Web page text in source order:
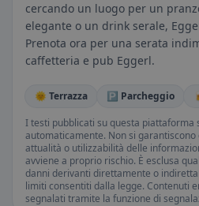
cercando un luogo per un
elegante o un drink serale,
Prenota ora per una serata
caffetteria e pub Eggerl.
🌞 Terrazza 🅿️ Parcheggio
I testi pubblicati su questa piattaforma
automaticamente. Non si
attualità o utilizzabilità delle
avviene a proprio rischio. È esclusa
danni derivanti direttamente o
limiti consentiti dalla legge. Contenuti
segnalati tramite la funzione di